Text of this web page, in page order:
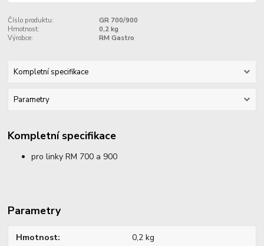
Číslo produktu:
GR 700/900
Hmotnost:
0,2 kg
Výrobce:
RM Gastro
Kompletní specifikace
Parametry
Kompletní specifikace
pro linky RM 700 a 900
Parametry
Hmotnost 0,2 kg